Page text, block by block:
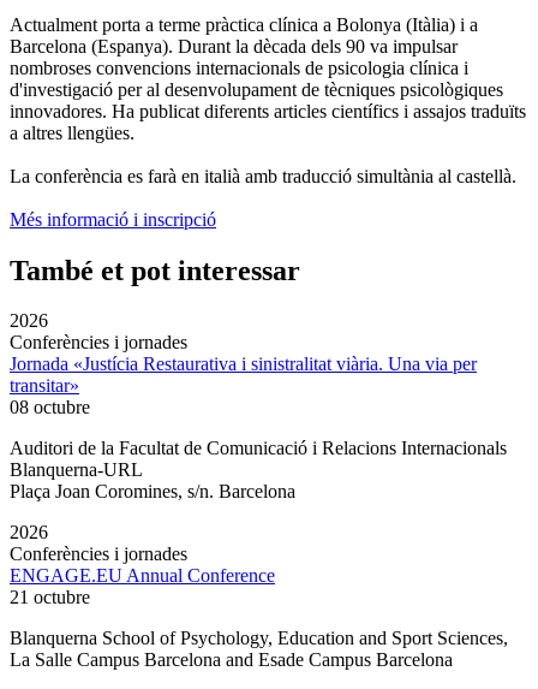
Actualment porta a terme pràctica clínica a Bolonya (Itàlia) i a
Barcelona (Espanya). Durant la dècada dels 90 va impulsar
nombroses convencions internacionals de psicologia clínica i
d'investigació per al desenvolupament de tècniques psicològiques
innovadores. Ha publicat diferents articles científics i assajos traduïts
a altres llengües.
La conferència es farà en italià amb traducció simultània al castellà.
Més informació i inscripció
També et pot interessar
2026
Conferències i jornades
Jornada «Justícia Restaurativa i sinistralitat viària. Una via per
transitar»
08 octubre
Auditori de la Facultat de Comunicació i Relacions Internacionals
Blanquerna-URL
Plaça Joan Coromines, s/n. Barcelona
2026
Conferències i jornades
ENGAGE.EU Annual Conference
21 octubre
Blanquerna School of Psychology, Education and Sport Sciences,
La Salle Campus Barcelona and Esade Campus Barcelona